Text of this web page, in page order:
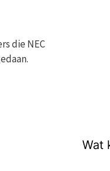
die NEC
Wat